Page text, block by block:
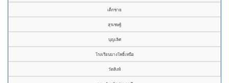
เด็กชาย
สุรเชษฐ์
บุญเลิศ
โรงเรียนบางโพธิ์เหนือ
วัดสิงห์